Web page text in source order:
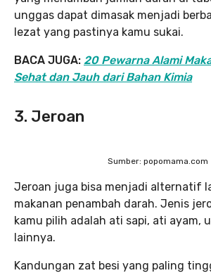
unggas dapat dimasak menjadi
lezat yang pastinya kamu sukai.
BACA JUGA: 20 Pewarna Alami
Sehat dan Jauh dari Bahan Kimia
3. Jeroan
Sumber: popomama.com
Jeroan juga bisa menjadi alternatif
makanan penambah darah. Jenis
kamu pilih adalah ati sapi, ati ayam,
lainnya.
Kandungan zat besi yang paling